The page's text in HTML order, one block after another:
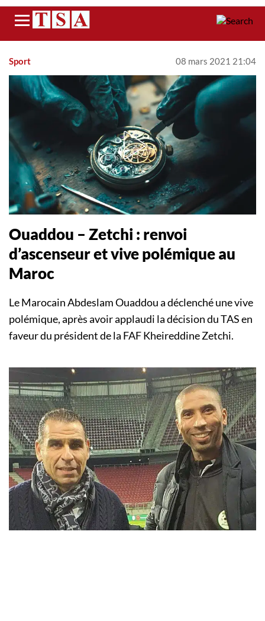
Menu
Sport 08 mars 2021 21:04
Ouaddou – Zetchi : renvoi
d’ascenseur et vive polémique au
Maroc
Le Marocain Abdeslam Ouaddou a déclenché une vive
polémique, après avoir applaudi la décision du TAS en
faveur du président de la FAF Kheireddine Zetchi.